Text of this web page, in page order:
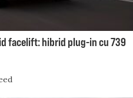
facelift: hibrid plug-in cu 739